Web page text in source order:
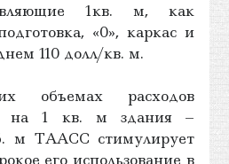
1кв. м, как
«0», каркас и
110 долл/кв. м.
объемах расходов
на 1 кв. м здания –
м ТААСС стимулирует
его использование в